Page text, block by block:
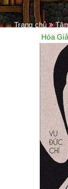
Trang chủ
Hóa